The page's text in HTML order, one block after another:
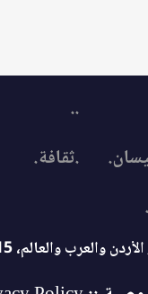
..
.ثقافة.
2015-2026 © جميع الحقوق محفوظة